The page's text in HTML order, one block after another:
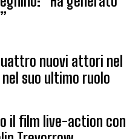
nuovi attori nel
suo ultimo ruolo
il film live-action con